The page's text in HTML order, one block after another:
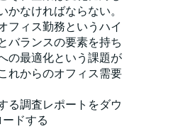
なければならない。
フィス勤務というハイ
バランスの要素を持ち
の最適化という課題が
れからのオフィス需要
る調査レポートをダウ
ードする